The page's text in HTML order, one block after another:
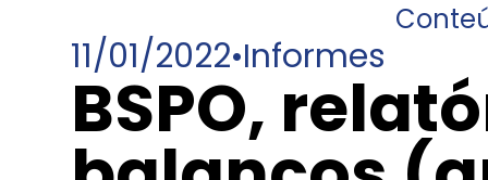
11/01/2022•Informes
BSPO,